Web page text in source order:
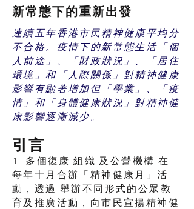
新常態下的重新出發
連續五年香港市民精神健康平均分
不合格。疫情下的新常態生活「個
人前途」、「財政狀況」、「居住
環境」和「人際關係」對精神健康
影響有顯著增加但「學業」、「疫
情」和「身體健康狀況」對精神健
康影響逐漸減少。
引言
1. 多個復康 組織 及公營機構 在
每年十月合辦「精神健康月」活
動，透過 舉辦不同形式的公眾教
育及推廣活動，向市民宣揚精神健